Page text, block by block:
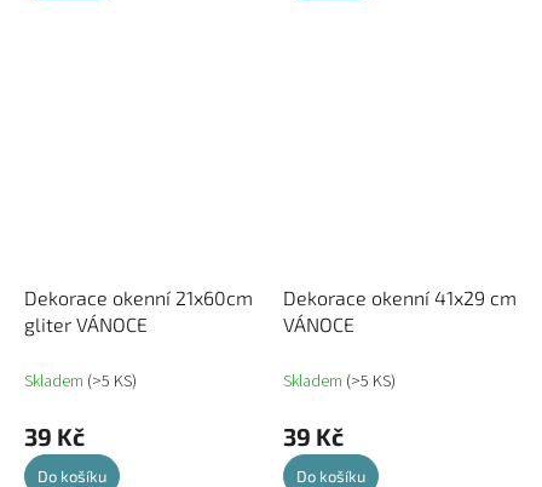
Dekorace okenní 21x60cm
gliter VÁNOCE
Skladem (>5 KS)
39 Kč
Do košíku
Dekorace okenní 41x29 cm
VÁNOCE
Skladem (>5 KS)
39 Kč
Do košíku